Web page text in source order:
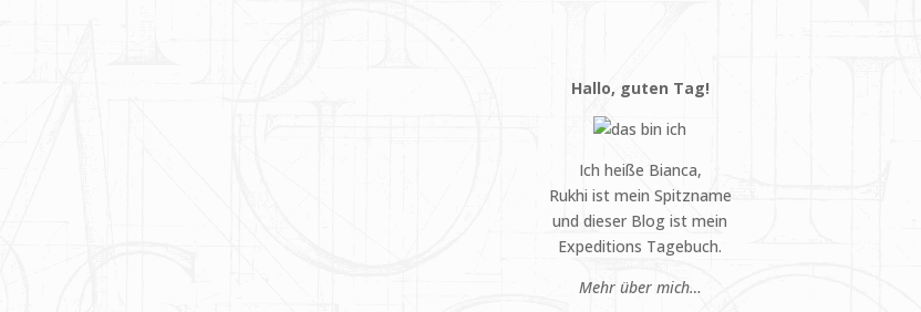
Hallo, guten Tag!
Ich heiße Bianca,
Rukhi ist mein Spitzname
und dieser Blog ist mein
Expeditions Tagebuch.
Mehr über mich…